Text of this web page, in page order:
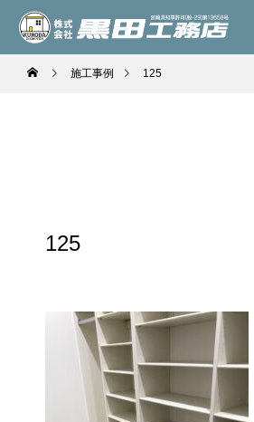
施工事例 125
125